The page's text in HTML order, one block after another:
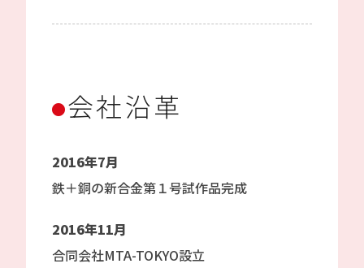
会社沿革
2016年7月
鉄＋銅の新合金第１号試作品完成
2016年11月
合同会社MTA-TOKYO設立